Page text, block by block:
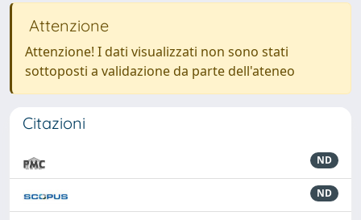
Attenzione
Attenzione! I dati visualizzati non sono stati
sottoposti a validazione da parte dell'ateneo
Citazioni
ND
ND